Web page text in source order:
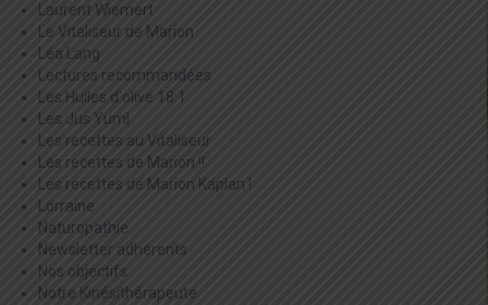
Laurent Wiemert
Le Vitaliseur de Marion
Léa Lang
Lectures recommandées
Les Huiles d'olive 18:1
Les Jus Yumi
Les recettes au Vitaliseur
Les recettes de Marion !!
Les recettes de Marion Kaplan !
Lorraine
Naturopathie
Newsletter adhérents
Nos objectifs
Notre Kinésithérapeute